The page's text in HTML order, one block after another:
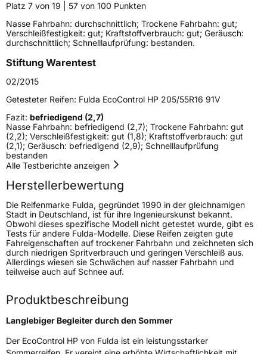
Generelle Merkmale
FahrzeugtypPKW
ModellnameEcocontrol HP
Fahrzeugart
Weitere Eigenschaften
SchlauchtypTL
EU Label
EffizienzD
NasshaftungB
Rollgeräusch (dB)71
FahrzeugklasseC1
Platz 7 von 19 | 57 von 100 Punkten
Nasse Fahrbahn: durchschnittlich; Trockene Fahrbahn: gut;
Verschleißfestigkeit: gut; Kraftstoffverbrauch: gut; Geräusch:
durchschnittlich; Schnelllaufprüfung: bestanden.
Stiftung Warentest
02/2015
Getesteter Reifen: Fulda EcoControl HP 205/55R16 91V
Fazit: befriedigend (2,7)
Nasse Fahrbahn: befriedigend (2,7); Trockene Fahrbahn: gut
(2,2); Verschleißfestigkeit: gut (1,8); Kraftstoffverbrauch: gut
(2,1); Geräusch: befriedigend (2,9); Schnelllaufprüfung
bestanden
Alle Testberichte anzeigen
Herstellerbewertung
Die Reifenmarke Fulda, gegründet 1990 in der gleichnamigen
Stadt in Deutschland, ist für ihre Ingenieurskunst bekannt.
Obwohl dieses spezifische Modell nicht getestet wurde, gibt es
Tests für andere Fulda-Modelle. Diese Reifen zeigten gute
Fahreigenschaften auf trockener Fahrbahn und zeichneten sich
durch niedrigen Spritverbrauch und geringen Verschleiß aus.
Allerdings wiesen sie Schwächen auf nasser Fahrbahn und
teilweise auch auf Schnee auf.
Produktbeschreibung
Langlebiger Begleiter durch den Sommer
Der EcoControl HP von Fulda ist ein leistungsstarker